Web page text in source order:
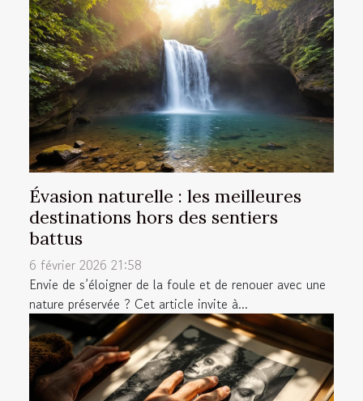
Évasion naturelle : les meilleures
destinations hors des sentiers
battus
6 février 2026 21:58
Envie de s’éloigner de la foule et de renouer avec une
nature préservée ? Cet article invite à...